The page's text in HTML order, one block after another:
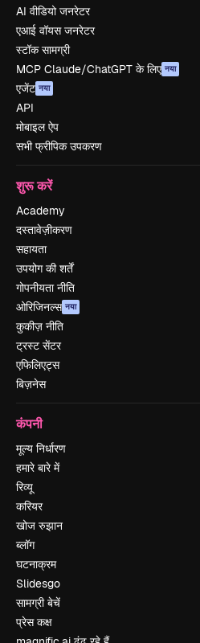
AI वीडियो जनरेटर
एआई वॉयस जनरेटर
स्टॉक सामग्री
MCP Claude/ChatGPT के लिए नया
एजेंट नया
API
मोबाइल ऐप
सभी फ्रीपिक उपकरण
शुरू करें
Academy
दस्तावेज़ीकरण
सहायता
उपयोग की शर्तें
गोपनीयता नीति
ओरिजिनल्स नया
कुकीज़ नीति
ट्रस्ट सेंटर
एफिलिएट्स
बिज़नेस
कंपनी
मूल्य निर्धारण
हमारे बारे में
रिव्यू
करियर
खोज रुझान
ब्लॉग
घटनाक्रम
Slidesgo
सामग्री बेचें
प्रेस कक्ष